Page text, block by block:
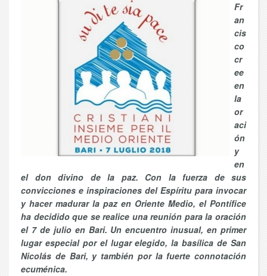
Fr
an
cis
co
cr
ee
en
la
or
aci
ón
y
en
el don divino de la paz. Con la fuerza de sus
convicciones e inspiraciones del Espíritu para invocar
y hacer madurar la paz en Oriente Medio, el Pontífice
ha decidido que se realice una reunión para la oración
el 7 de julio en Bari. Un encuentro inusual, en primer
lugar especial por el lugar elegido, la basílica de San
Nicolás de Bari, y también por la fuerte connotación
ecuménica.